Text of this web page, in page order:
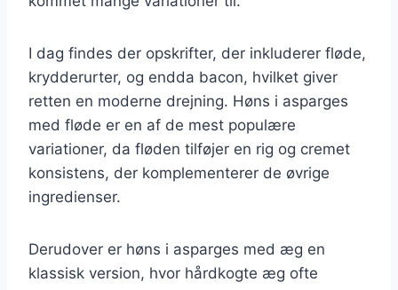
I dag findes der opskrifter, der inkluderer fløde,
krydderurter, og endda bacon, hvilket giver
retten en moderne drejning. Høns i asparges
med fløde er en af de mest populære
variationer, da fløden tilføjer en rig og cremet
konsistens, der komplementerer de øvrige
ingredienser.
Derudover er høns i asparges med æg en
klassisk version, hvor hårdkogte æg ofte